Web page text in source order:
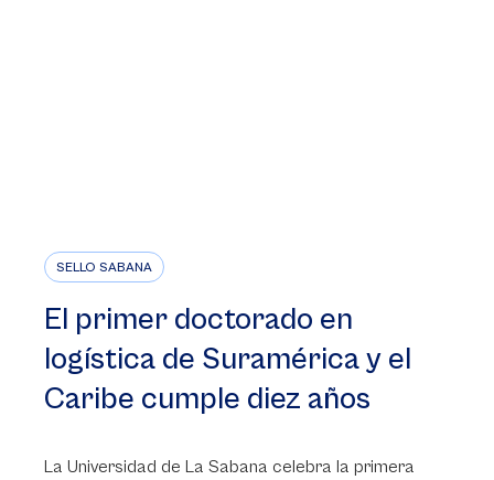
SELLO SABANA
El primer doctorado en
logística de Suramérica y el
Caribe cumple diez años
La Universidad de La Sabana celebra la primera